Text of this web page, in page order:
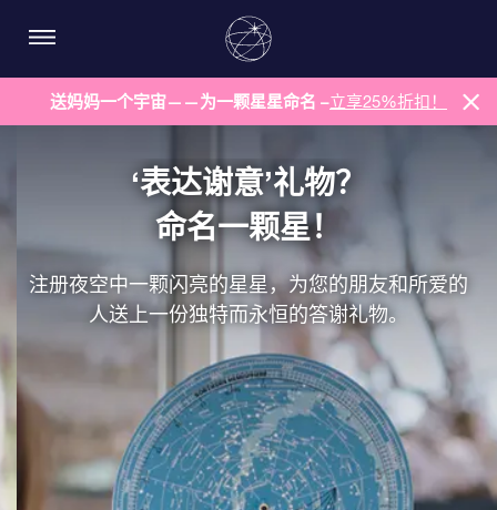
送妈妈一个宇宙——为一颗星星命名 –立享25%折扣！
‘表达谢意’礼物？
命名一颗星！
注册夜空中一颗闪亮的星星，为您的朋友和所爱的
人送上一份独特而永恒的答谢礼物。